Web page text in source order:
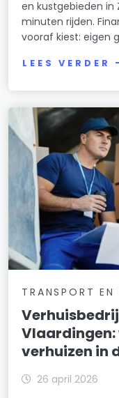
en kustgebieden in
minuten rijden.
vooraf kiest: eigen
LEES VERDER
TRANSPORT
Vlaardingen:
verhuizen in
26 april 2026